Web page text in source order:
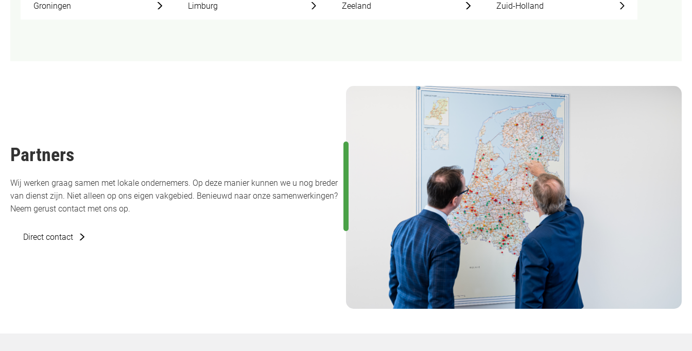
Groningen Limburg Zeeland Zuid-Holland
Partners
Wij werken graag samen met lokale ondernemers. Op deze manier kunnen we u nog breder
van dienst zijn. Niet alleen op ons eigen vakgebied. Benieuwd naar onze samenwerkingen?
Neem gerust contact met ons op.
Direct contact